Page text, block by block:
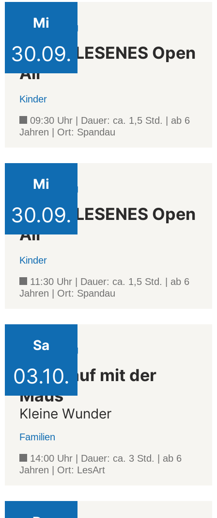
Mi
30.09.
Veranstaltung
AUSERLESENES Open
Air
Kinder
09:30 Uhr | Dauer: ca. 1,5 Std. | ab 6
Jahren | Ort: Spandau
Mi
30.09.
Veranstaltung
AUSERLESENES Open
Air
Kinder
11:30 Uhr | Dauer: ca. 1,5 Std. | ab 6
Jahren | Ort: Spandau
Sa
03.10.
Veranstaltung
Türen auf mit der
Maus
Kleine Wunder
Familien
14:00 Uhr | Dauer: ca. 3 Std. | ab 6
Jahren | Ort: LesArt